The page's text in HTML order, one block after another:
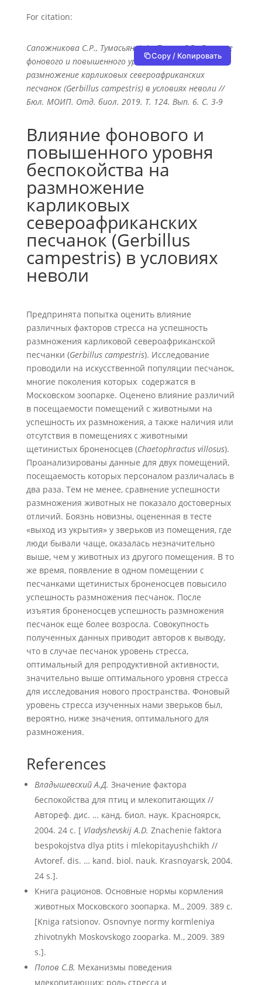
For citation:
Сапожникова С.Р., Тумасьян Ф.А., Попов С.В., Влияние
фонового и повышенного уровня беспокойства на
размножение карликовых североафриканских
песчанок (Gerbillus campestris) в условиях неволи //
Бюл. МОИП. Отд. биол. 2019. Т. 124. Вып. 6. С. 3-9
Copy / Копировать
Влияние фонового и
повышенного уровня
беспокойства на
размножение
карликовых
североафриканских
песчанок (Gerbillus
campestris) в условиях
неволи
Предпринята попытка оценить влияние
различных факторов стресса на успешность
размножения карликовой североафриканской
песчанки (Gerbillus campestris). Исследование
проводили на искусственной популяции песчанок,
многие поколения которых содержатся в
Московском зоопарке. Оценено влияние различий
в посещаемости помещений с животными на
успешность их размножения, а также наличия или
отсутствия в помещениях с животными
щетинистых броненосцев (Chaetophractus villosus).
Проанализированы данные для двух помещений,
посещаемость которых персоналом различалась в
два раза. Тем не менее, сравнение успешности
размножения животных не показало достоверных
отличий. Боязнь новизны, оцененная в тесте
«выход из укрытия» у зверьков из помещения, где
люди бывали чаще, оказалась незначительно
выше, чем у животных из другого помещения. В то
же время, появление в одном помещении с
песчанками щетинистых броненосцев повысило
успешность размножения песчанок. После
изъятия броненосцев успешность размножения
песчанок еще более возросла. Совокупность
полученных данных приводит авторов к выводу,
что в случае песчанок уровень стресса,
оптимальный для репродуктивной активности,
значительно выше оптимального уровня стресса
для исследования нового пространства. Фоновый
уровень стресса изученных нами зверьков был,
вероятно, ниже значения, оптимального для
размножения.
References
Владышевский А.Д. Значение фактора
беспокойства для птиц и млекопитающих //
Автореф. дис. … канд. биол. наук. Красноярск,
2004. 24 с. [ Vladyshevskij A.D. Znachenie faktora
bespokojstva dlya ptits i mlekopitayushchikh //
Avtoref. dis. … kand. biol. nauk. Krasnoyarsk, 2004.
24 s.].
Книга рационов. Основные нормы кормления
животных Московского зоопарка. М., 2009. 389 с.
[Kniga ratsionov. Osnovnye normy kormleniya
zhivotnykh Moskovskogo zooparka. M., 2009. 389
s.].
Попов С.В. Механизмы поведения
млекопитающих: роль стресса и